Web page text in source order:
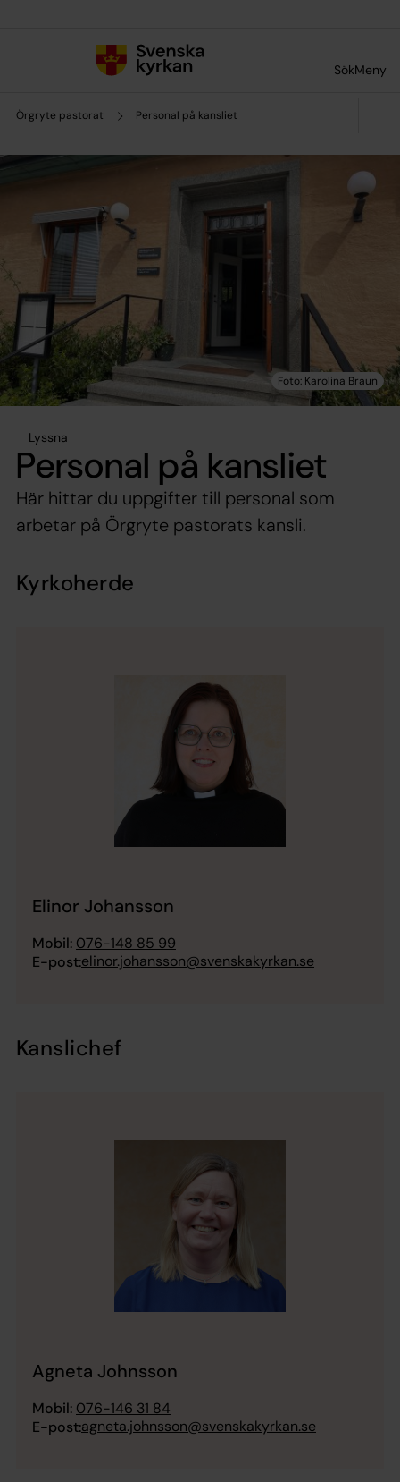
SökMeny
Örgryte pastorat Personal på kansliet
Lyssna
Personal på kansliet
Här hittar du uppgifter till personal som
arbetar på Örgryte pastorats kansli.
Kyrkoherde
Elinor Johansson
Mobil: 076-148 85 99
E-post:elinor.johansson@svenskakyrkan.se
Kanslichef
Agneta Johnsson
Mobil: 076-146 31 84
E-post:agneta.johnsson@svenskakyrkan.se